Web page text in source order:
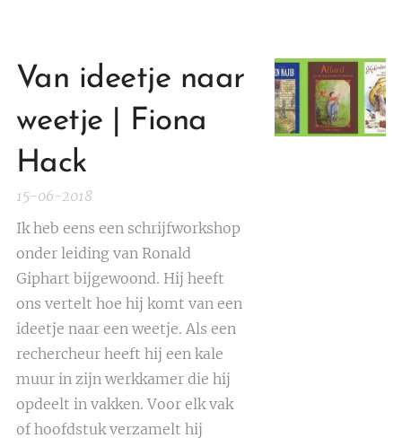
Van ideetje naar
weetje | Fiona
Hack
15-06-2018
Ik heb eens een schrijfworkshop
onder leiding van Ronald
Giphart bijgewoond. Hij heeft
ons vertelt hoe hij komt van een
ideetje naar een weetje. Als een
rechercheur heeft hij een kale
muur in zijn werkkamer die hij
opdeelt in vakken. Voor elk vak
of hoofdstuk verzamelt hij